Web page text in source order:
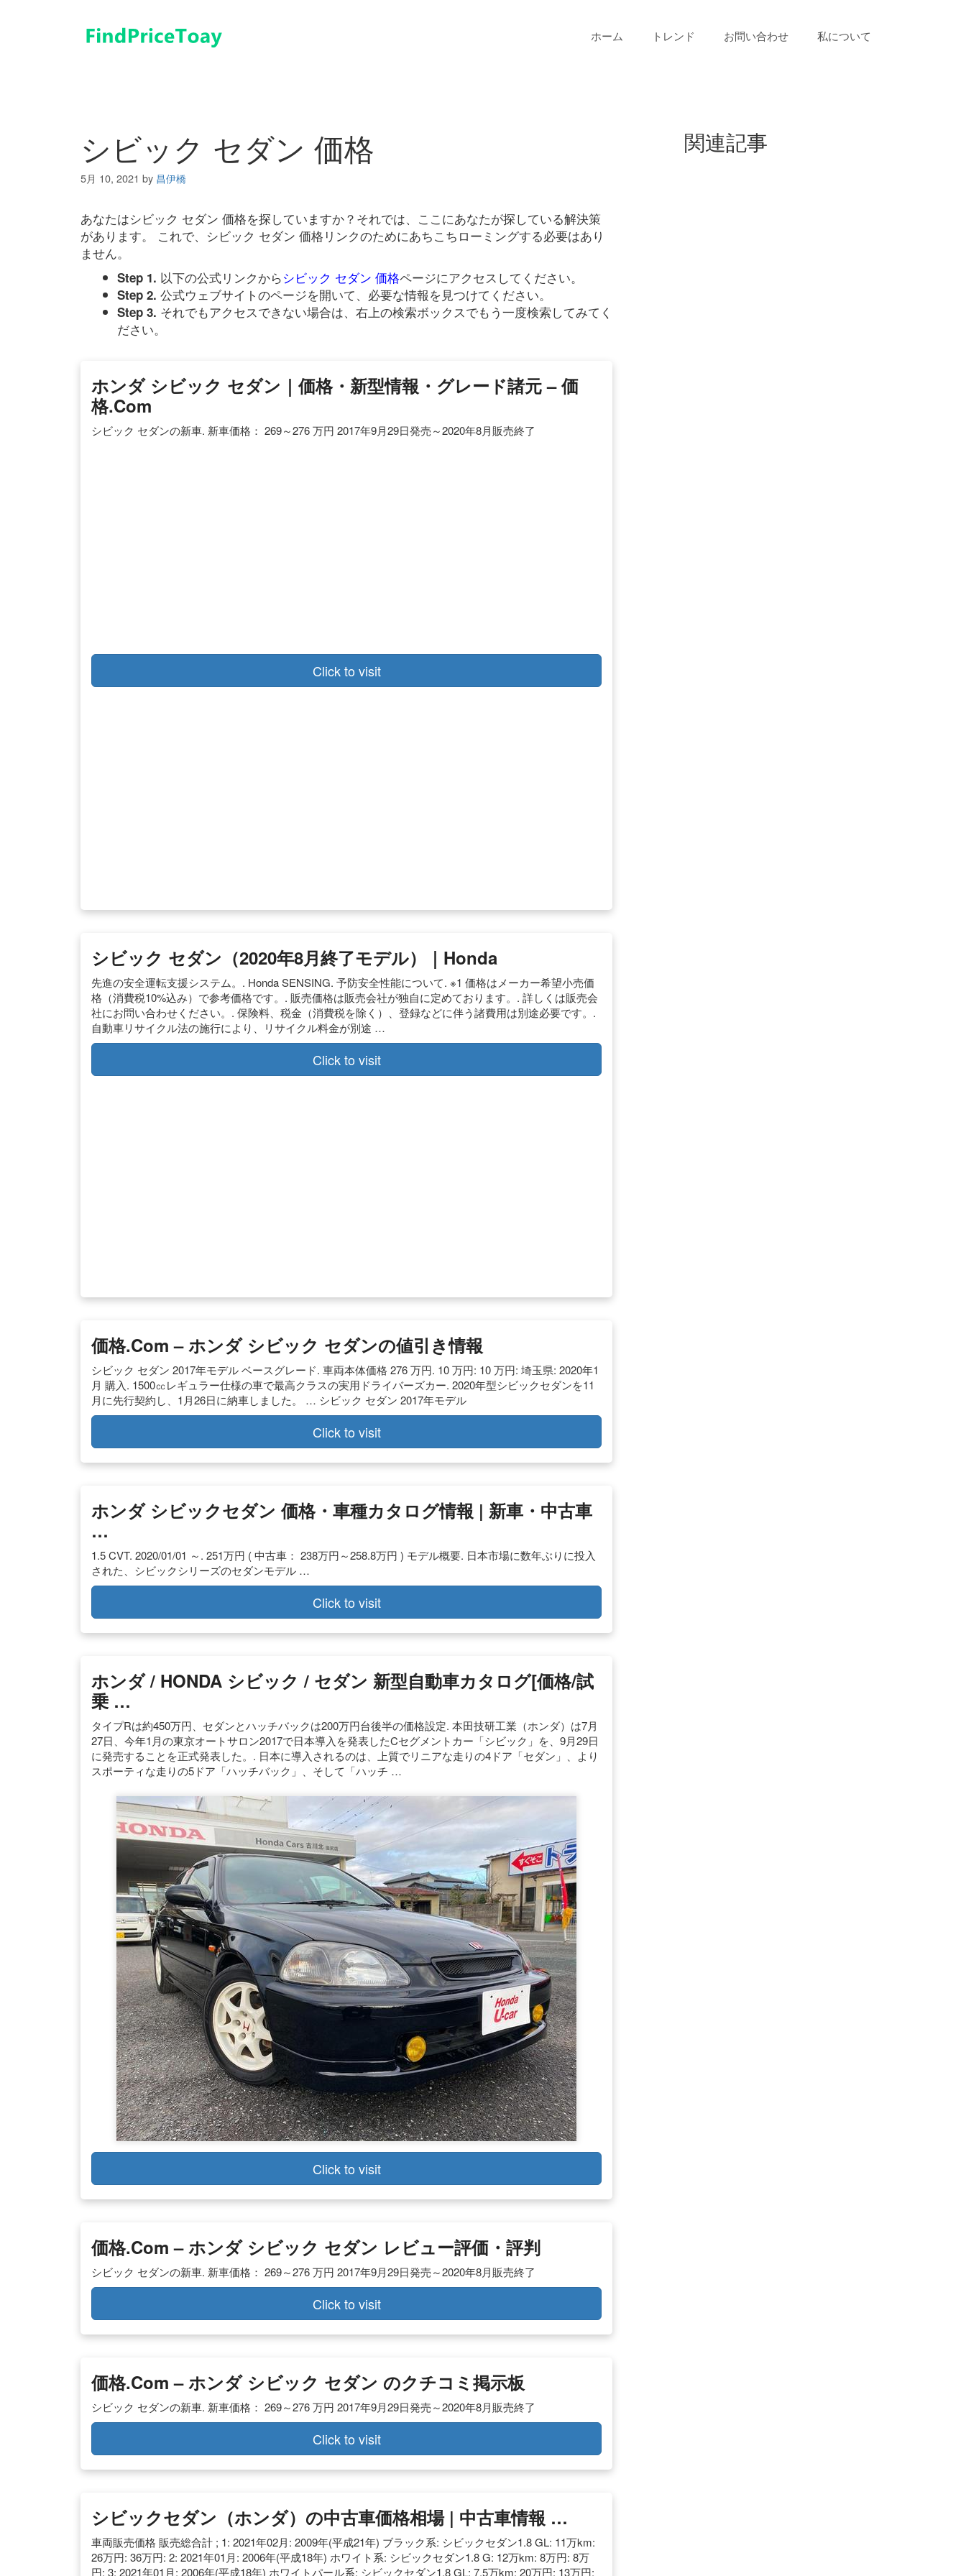
ホーム トレンド お問い合わせ 私について
シビック セダン 価格
5月 10, 2021 by 昌伊橋
あなたはシビック セダン 価格を探していますか？それでは、ここにあなたが探している解決策
があります。 これで、シビック セダン 価格リンクのためにあちこちローミングする必要はあり
ません。
Step 1. 以下の公式リンクからシビック セダン 価格ページにアクセスしてください。
Step 2. 公式ウェブサイトのページを開いて、必要な情報を見つけてください。
Step 3. それでもアクセスできない場合は、右上の検索ボックスでもう一度検索してみてく
ださい。
ホンダ シビック セダン｜価格・新型情報・グレード諸元 – 価
格.com
シビック セダンの新車. 新車価格： 269～276 万円 2017年9月29日発売～2020年8月販売終了
Click to visit
シビック セダン（2020年8月終了モデル）｜Honda
先進の安全運転支援システム。. Honda SENSING. 予防安全性能について. ※1 価格はメーカー希望小売価
格（消費税10%込み）で参考価格です。. 販売価格は販売会社が独自に定めております。. 詳しくは販売会
社にお問い合わせください。. 保険料、税金（消費税を除く）、登録などに伴う諸費用は別途必要です。.
自動車リサイクル法の施行により、リサイクル料金が別途 …
Click to visit
価格.com – ホンダ シビック セダンの値引き情報
シビック セダン 2017年モデル ベースグレード. 車両本体価格 276 万円. 10 万円: 10 万円: 埼玉県: 2020年1
月 購入. 1500㏄レギュラー仕様の車で最高クラスの実用ドライバーズカー. 2020年型シビックセダンを11
月に先行契約し、1月26日に納車しました。 … シビック セダン 2017年モデル
Click to visit
ホンダ シビックセダン 価格・車種カタログ情報 | 新車・中古車
…
1.5 CVT. 2020/01/01 ～. 251万円 ( 中古車： 238万円～258.8万円 ) モデル概要. 日本市場に数年ぶりに投入
された、シビックシリーズのセダンモデル …
Click to visit
ホンダ / HONDA シビック / セダン 新型自動車カタログ[価格/試
乗 …
タイプRは約450万円、セダンとハッチバックは200万円台後半の価格設定. 本田技研工業（ホンダ）は7月
27日、今年1月の東京オートサロン2017で日本導入を発表したCセグメントカー「シビック」を、9月29日
に発売することを正式発表した。. 日本に導入されるのは、上質でリニアな走りの4ドア「セダン」、より
スポーティな走りの5ドア「ハッチバック」、そして「ハッチ …
Click to visit
価格.com – ホンダ シビック セダン レビュー評価・評判
シビック セダンの新車. 新車価格： 269～276 万円 2017年9月29日発売～2020年8月販売終了
Click to visit
価格.com – ホンダ シビック セダン のクチコミ掲示板
シビック セダンの新車. 新車価格： 269～276 万円 2017年9月29日発売～2020年8月販売終了
Click to visit
シビックセダン（ホンダ）の中古車価格相場 | 中古車情報 …
車両販売価格 販売総合計 ; 1: 2021年02月: 2009年(平成21年) ブラック系: シビックセダン1.8 GL: 11万km:
26万円: 36万円: 2: 2021年01月: 2006年(平成18年) ホワイト系: シビックセダン1.8 G: 12万km: 8万円: 8万
円: 3: 2021年01月: 2006年(平成18年) ホワイトパール系: シビックセダン1.8 GL: 7.5万km: 20万円: 13万円:
関連記事